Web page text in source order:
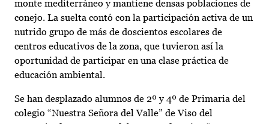
monte mediterráneo y mantiene densas poblaciones de
conejo. La suelta contó con la participación activa de un
nutrido grupo de más de doscientos escolares de
centros educativos de la zona, que tuvieron así la
oportunidad de participar en una clase práctica de
educación ambiental.
Se han desplazado alumnos de 2º y 4º de Primaria del
colegio “Nuestra Señora del Valle” de Viso del